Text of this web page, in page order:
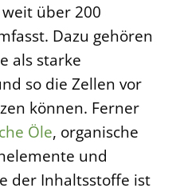
über 200
Dazu gehören
als starke
so die Zellen vor
können. Ferner
Öle, organische
und
der Inhaltsstoffe ist